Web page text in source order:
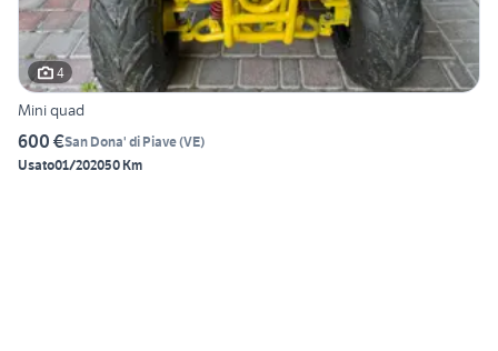
4
Mini quad
600 €San Dona' di Piave(VE)
Usato01/202050 Km